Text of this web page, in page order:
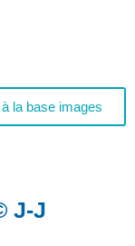
la base images
J-J